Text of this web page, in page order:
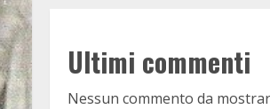
Ultimi commenti
Nessun commento da